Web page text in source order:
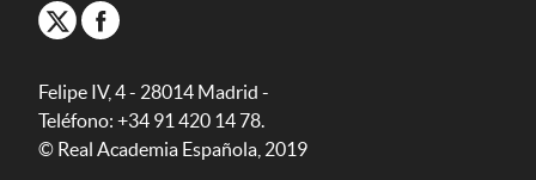
Felipe IV, 4 - 28014 Madrid -
Teléfono: +34 91 420 14 78.
© Real Academia Española, 2019